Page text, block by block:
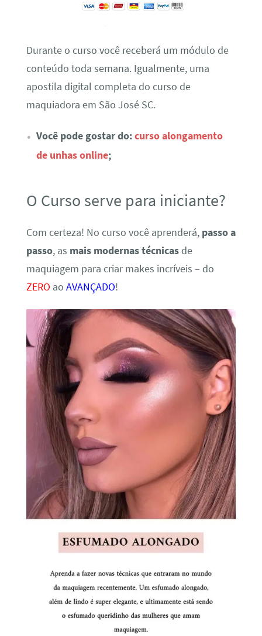
Durante o curso você receberá um módulo de
conteúdo toda semana. Igualmente, uma
apostila digital completa do curso de
maquiadora em São José SC.
Você pode gostar do:curso alongamento
de unhas online;
O Curso serve para iniciante?
Com certeza! No curso você aprenderá, passo a
passo, as mais modernas técnicasde
maquiagem para criar makes incríveis – do
ZERO ao AVANÇADO!